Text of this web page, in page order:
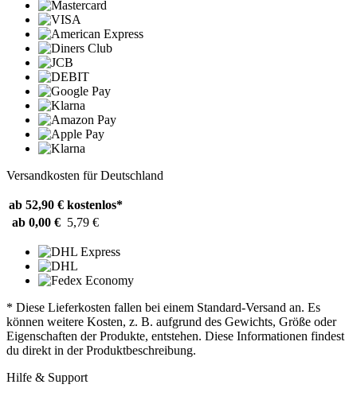
Versandkosten für Deutschland
ab 52,90 € kostenlos*
ab 0,00 € 5,79 €
* Diese Lieferkosten fallen bei einem Standard-Versand an. Es
können weitere Kosten, z. B. aufgrund des Gewichts, Größe oder
Eigenschaften der Produkte, entstehen. Diese Informationen findest
du direkt in der Produktbeschreibung.
Hilfe & Support